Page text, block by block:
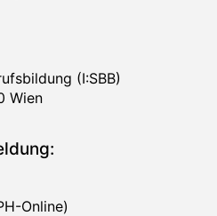
(I:SBB)
Wien
Online)